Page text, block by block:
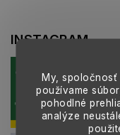
My, spoločnosť
používame
pohodlné
analýze
INSTAGRAM